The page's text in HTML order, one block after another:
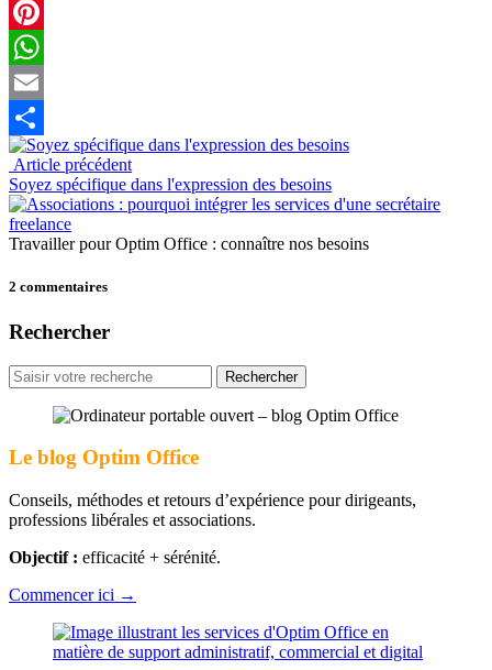
LinkedIn
Pinterest
WhatsApp
Email
Partager
Article précédent
Soyez spécifique dans l'expression des besoins
Travailler pour Optim Office : connaître nos besoins
2 commentaires
Rechercher
Rechercher
pour
Le blog Optim Office
Conseils, méthodes et retours d’expérience pour dirigeants,
professions libérales et associations.
Objectif : efficacité + sérénité.
Commencer ici →